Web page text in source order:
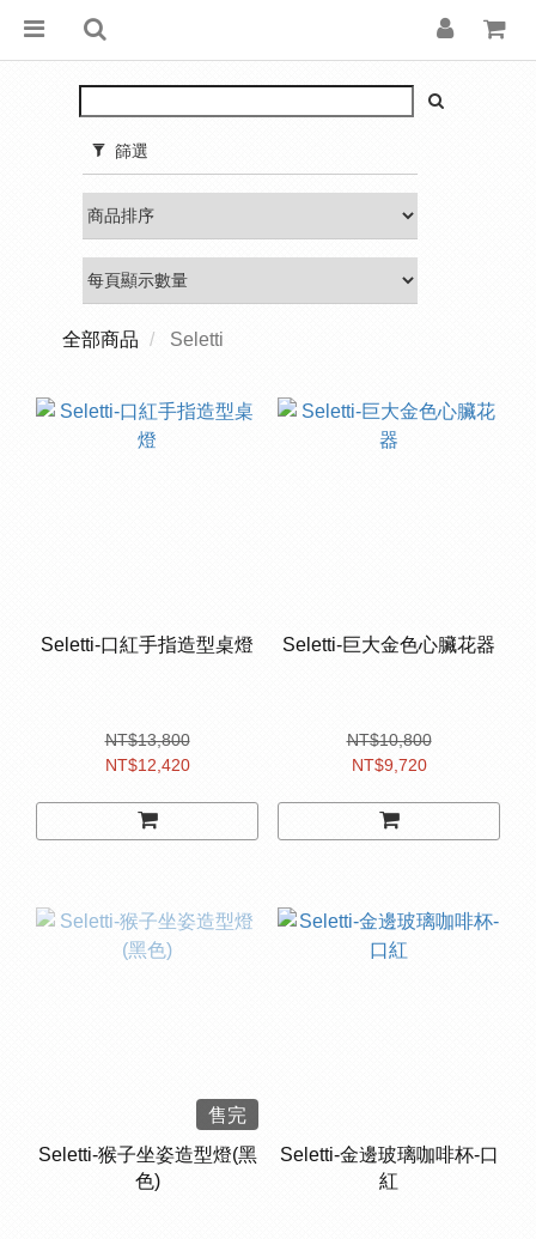
篩選
全部商品 Seletti
Seletti-口紅手指造型桌燈
NT$13,800
NT$12,420
Seletti-巨⼤⾦⾊⼼臟花器
NT$10,800
NT$9,720
售完
Seletti-猴子坐姿造型燈(黑
色)
Seletti-⾦邊玻璃咖啡杯-口
紅